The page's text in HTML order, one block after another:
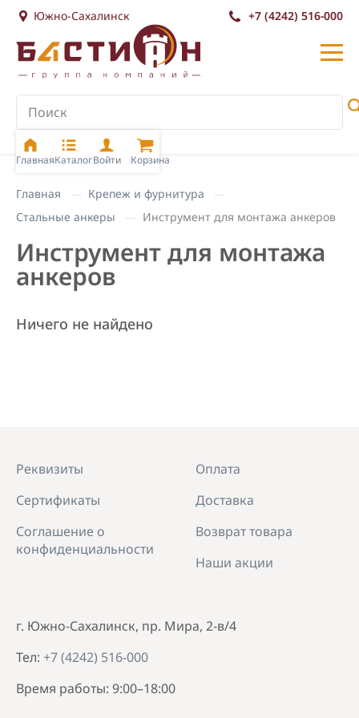
Южно-Сахалинск +7 (4242) 516-000
ГлавнаяКаталогВойти Корзина
Главная
Крепеж и фурнитура
Стальные анкеры
Инструмент для монтажа анкеров
Инструмент для монтажа
анкеров
Ничего не найдено
г. Южно-Сахалинск, пр. Мира, 2-в/4
Тел: +7 (4242) 516-000
Время работы: 9:00–18:00
Реквизиты
Сертификаты
Соглашение о
конфиденциальности
Оплата
Доставка
Возврат товара
Наши акции